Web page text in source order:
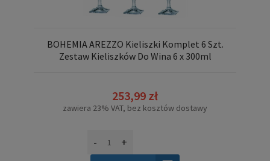
BOHEMIA AREZZO Kieliszki Komplet 6 Szt.
Zestaw Kieliszków Do Wina 6 x 300ml
253,99 zł
zawiera 23% VAT, bez kosztów dostawy
- +